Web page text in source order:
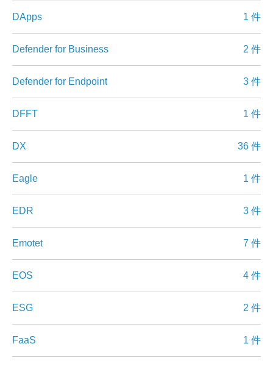
DApps 1 件
Defender for Business 2 件
Defender for Endpoint 3 件
DFFT 1 件
DX 36 件
Eagle 1 件
EDR 3 件
Emotet 7 件
EOS 4 件
ESG 2 件
FaaS 1 件